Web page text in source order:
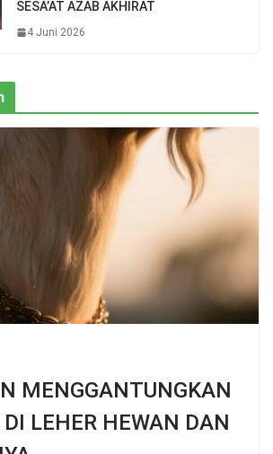
SESA’AT AZAB AKHIRAT
4 Juni 2026
MENGGANTUNGKAN
DI LEHER HEWAN DAN